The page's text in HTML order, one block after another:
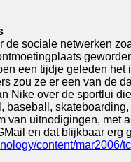
de sociale netwerken
een tijdje geleden
zou ze er een van de
Nike over de sportlui
baseball, skateboarding,
van uitnodigingen,
en dat blijkbaar erg
content/mar2006/